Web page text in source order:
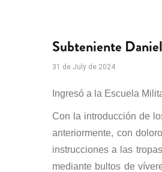
Subteniente
31 de July de 2024
Ingresó a la Escuela
Con la introducción de
anteriormente, con
instrucciones a las
mediante bultos de